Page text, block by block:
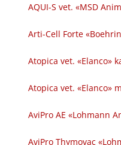
AQUI-S vet. «MSD
Arti-Cell Forte
Atopica vet. «Elanco»
Atopica vet. «Elanco»
AviPro AE «Lohmann
AviPro Thymovac